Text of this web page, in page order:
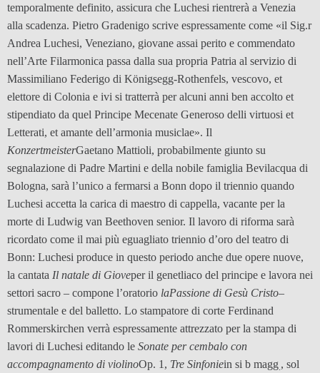
temporalmente definito, assicura che Luchesi rientrerà a Venezia
alla scadenza. Pietro Gradenigo scrive espressamente come «il Sig.r
Andrea Luchesi, Veneziano, giovane assai perito e commendato
nell’Arte Filarmonica passa dalla sua propria Patria al servizio di
Massimiliano Federigo di Königsegg-Rothenfels, vescovo, et
elettore di Colonia e ivi si tratterrà per alcuni anni ben accolto et
stipendiato da quel Principe Mecenate Generoso delli virtuosi et
Letterati, et amante dell’armonia musiclae». Il
KonzertmeisterGaetano Mattioli, probabilmente giunto su
segnalazione di Padre Martini e della nobile famiglia Bevilacqua di
Bologna, sarà l’unico a fermarsi a Bonn dopo il triennio quando
Luchesi accetta la carica di maestro di cappella, vacante per la
morte di Ludwig van Beethoven senior. Il lavoro di riforma sarà
ricordato come il mai più eguagliato triennio d’oro del teatro di
Bonn: Luchesi produce in questo periodo anche due opere nuove,
la cantata Il natale di Gioveper il genetliaco del principe e lavora nei
settori sacro – compone l’oratorio laPassione di Gesù Cristo–
strumentale e del balletto. Lo stampatore di corte Ferdinand
Rommerskirchen verrà espressamente attrezzato per la stampa di
lavori di Luchesi editando le Sonate per cembalo con
accompagnamento di violinoOp. 1, Tre Sinfoniein si b magg., sol